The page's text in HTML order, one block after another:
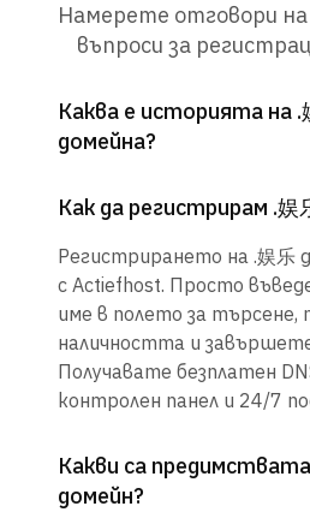
Намерете отговори
въпроси за
Каква е историята на .
домейна?
Как да регистрирам .娱
Регистрирането на .娱乐
с Actiefhost. Просто
име в полето за търсене,
наличността и
Получавате безплатен
контролен панел и 24/7
Какви са
домейн?